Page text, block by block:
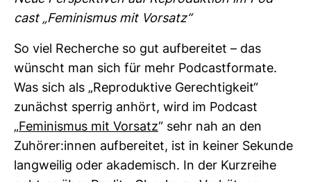
cast „Femi­nismus mit Vor­satz“
So viel Recherche so gut auf­be­reitet – das
wünscht man sich für mehr Pod­cast­for­mate.
Was sich als „Repro­duk­tive Gerech­tig­keit“
zunächst sperrig anhört, wird im Pod­cast
„Femi­nismus mit Vor­satz“ sehr nah an den
Zuhörer:innen auf­be­reitet, ist in keiner Sekunde
lang­weilig oder aka­de­misch. In der Kurz­reihe